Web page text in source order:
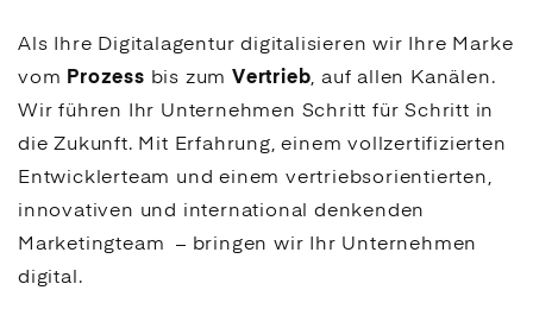
Als Ihre Digitalagentur digitalisieren wir Ihre Marke
vom Prozess bis zum Vertrieb, auf allen Kanälen.
Wir führen Ihr Unternehmen Schritt für Schritt in
die Zukunft. Mit Erfahrung, einem vollzertifizierten
Entwicklerteam und einem vertriebsorientierten,
innovativen und international denkenden
Marketingteam – bringen wir Ihr Unternehmen
digital.